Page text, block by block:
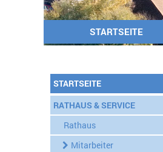
STARTSEITE
STARTSEITE
RATHAUS & SERVICE
Rathaus
Mitarbeiter